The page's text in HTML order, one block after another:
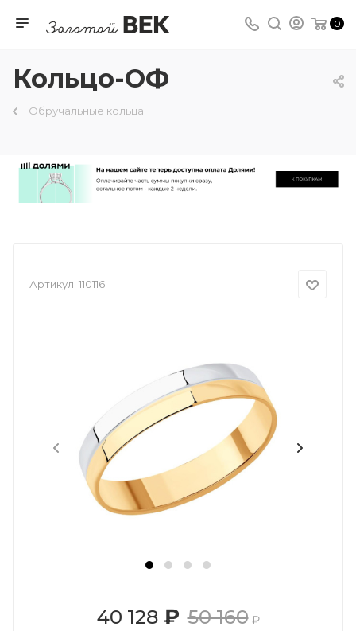
0
Кольцо-ОФ
Обручальные кольца
Артикул: 110116
40 128₽ 50 160₽